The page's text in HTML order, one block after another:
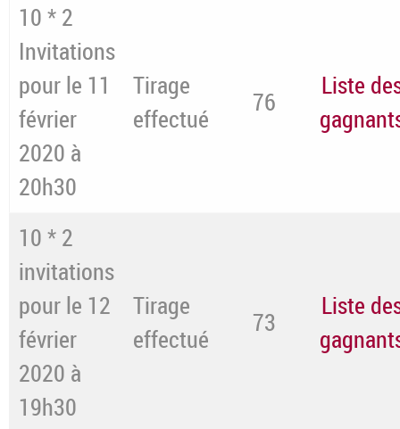
10 * 2
Invitations
pour le 11
février
2020 à
20h30
Tirage
effectué
76
Liste
10 * 2
invitations
pour le 12
février
2020 à
19h30
Tirage
effectué
73
Liste